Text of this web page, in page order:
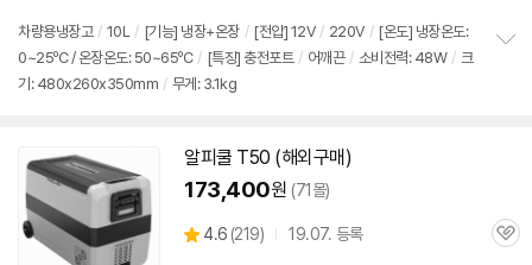
차량용냉장고 / 10L / [기능] 냉장+온장 / [전압] 12V / 220V / [온도] 냉장온도:
0~25ºC / 온장온도: 50~65ºC / [특징] 충전포트 / 어깨끈 / 소비전력: 48W / 크
기: 480x260x350mm / 무게: 3.1kg
알피쿨 T50 (해외구매)
173,400원 (71몰)
별
4.6 (상
219) 19.07. 등록
관